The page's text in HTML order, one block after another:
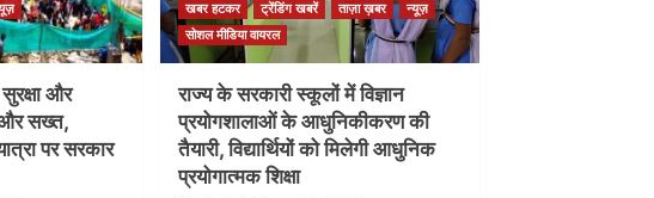
सुरक्षा और
और सख्त,
पर सरकार
खबर हटकर
ट्रेंडिंग खबरें ताज़ा ख़बर
न्यूज़
सोशल मीडिया वायरल
राज्य के सरकारी स्कूलों में विज्ञान
प्रयोगशालाओं के आधुनिकीकरण की
तैयारी, विद्यार्थियों को मिलेगी आधुनिक
प्रयोगात्मक शिक्षा